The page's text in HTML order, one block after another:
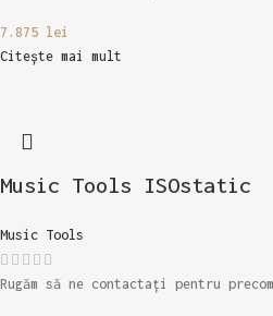
7.875 lei
Citește mai mult
Music Tools ISOstatic
Music Tools
Rugăm să ne contactați pentru